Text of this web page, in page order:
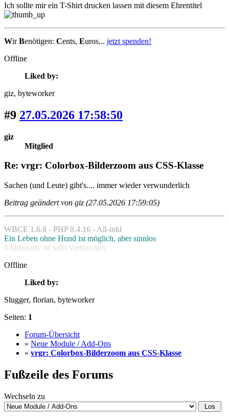
Ich sollte mir ein T-Shirt drucken lassen mit diesem Ehrentitel
WirBenötigen: Cents, Euros... jetzt spenden!
Offline
Liked by:
giz, byteworker
#9 27.05.2026 17:58:50
giz
Mitglied
Re: vrgr: Colorbox-Bilderzoom aus CSS-Klasse
Sachen (und Leute) gibt's.... immer wieder verwunderlich
Beitrag geändert von giz (27.05.2026 17:59:05)
WBCE 1.6.8 - PHP 8.4.16 - All-inkl
Ein Leben ohne Hund ist möglich, aber sinnlos
#Akkusativ ist kein Verbrechen
Offline
Liked by:
Slugger, florian, byteworker
Seiten: 1
Forum-Übersicht
» Neue Module / Add-Ons
» vrgr: Colorbox-Bilderzoom aus CSS-Klasse
Fußzeile des Forums
Wechseln zu